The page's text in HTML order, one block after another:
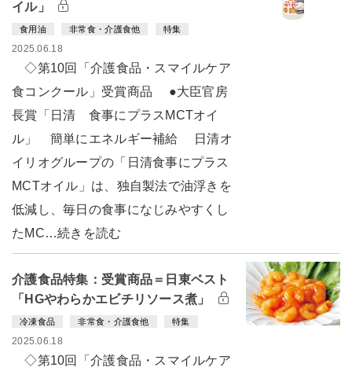
イル」
食用油 非常食・介護食他 特集
2025.06.18
◇第10回「介護食品・スマイルケア
食コンクール」受賞商品 ●大臣官房
長賞「日清 食事にプラスMCTオイ
ル」 簡単にエネルギー補給 日清オ
イリオグループの「日清食事にプラス
MCTオイル」は、独自製法で油浮きを
低減し、毎日の食事になじみやすくし
たMC…続きを読む
介護食品特集：受賞商品＝日東ベスト
「HGやわらかエビチリソース煮」
冷凍食品 非常食・介護食他 特集
2025.06.18
◇第10回「介護食品・スマイルケア